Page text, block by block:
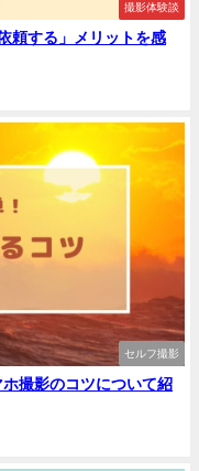
撮影体験談
頼する」メリットを感
セルフ撮影
ホ撮影のコツについて紹